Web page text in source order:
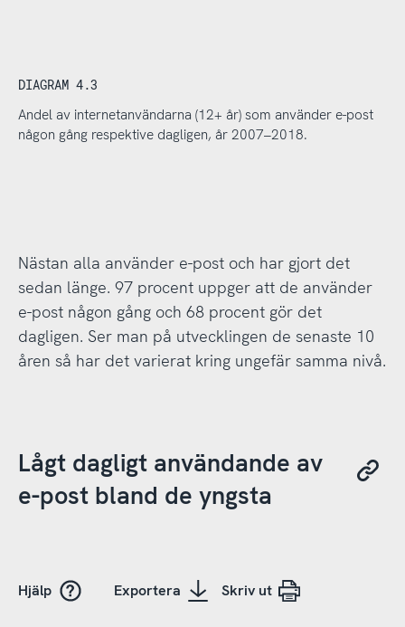
DIAGRAM 4.3
Andel av internetanvändarna (12+ år) som använder e-post
någon gång respektive dagligen, år 2007–2018.
Nästan alla använder e-post och har gjort det
sedan länge. 97 procent uppger att de använder
e-post någon gång och 68 procent gör det
dagligen. Ser man på utvecklingen de senaste 10
åren så har det varierat kring ungefär samma nivå.
Lågt dagligt användande av
e-post bland de yngsta
Hjälp Exportera Skriv ut